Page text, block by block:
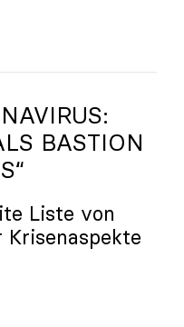
Distance Learning
BASTION
Liste von